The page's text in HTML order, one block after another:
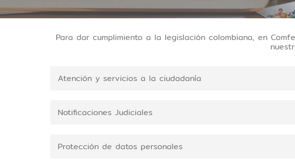
Para dar cumplimiento a la legislación colombiana, en
Atención y servicios a la ciudadanía
Notificaciones Judiciales
Protección de datos personales